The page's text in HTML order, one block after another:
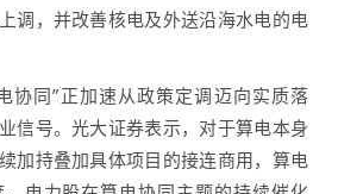
调，并改善核电及外送沿海水电的电
同”正加速从政策定调迈向实质落
信号。光大证券表示，对于算电本身
加持叠加具体项目的接连商用，算电